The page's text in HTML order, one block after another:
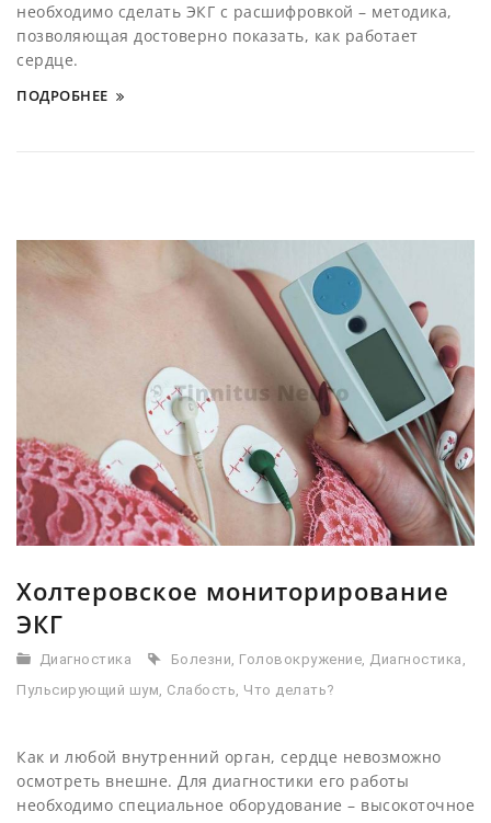
необходимо сделать ЭКГ с расшифровкой – методика,
позволяющая достоверно показать, как работает
сердце.
ПОДРОБНЕЕ
Холтеровское мониторирование
ЭКГ
Диагностика Болезни Головокружение Диагностика
Пульсирующий шум Слабость Что делать?
Как и любой внутренний орган, сердце невозможно
осмотреть внешне. Для диагностики его работы
необходимо специальное оборудование – высокоточное